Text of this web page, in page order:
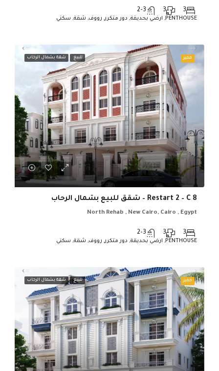
3
3
2-3
PENTHOUSE, ارضي بحديقة, دور متكرر, رووف, شقة, سكني
مميز للبيع شقة بشمال الرحاب
Restart 2 – C 8 – شقق للبيع بشمال الرحاب
North Rehab , New Cairo, Cairo , Egypt
3
3
2-3
PENTHOUSE, ارضي بحديقة, دور متكرر, رووف, شقة, سكني
مميز للبيع شقة بشمال الرحاب